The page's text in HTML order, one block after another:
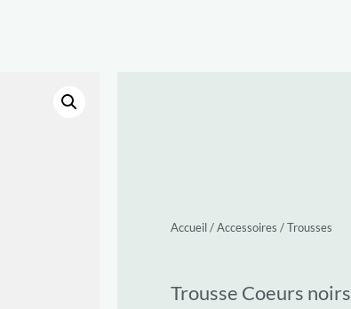
Accueil/Accessoires /Trousses
Trousse Coeurs noirs